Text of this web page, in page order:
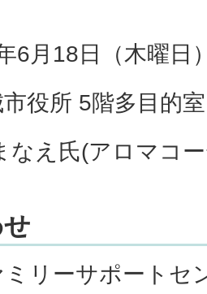
6月18日（木曜日
役所 5階多目的室
なえ氏(アロマコ
リーサポートセ